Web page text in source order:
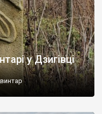
у Дзигівці